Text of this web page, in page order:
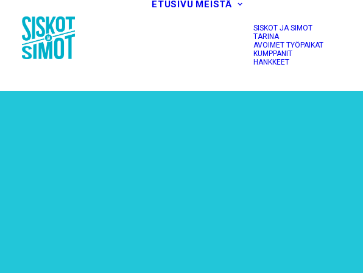
ETUSIVU MEISTÄ
SISKOT JA SIMOT
TARINA
AVOIMET TYÖPAIKAT
KUMPPANIT
HANKKEET